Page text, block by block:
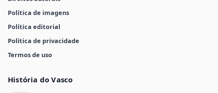
Política de imagens
Política editorial
Política de privacidade
Termos de uso
História do Vasco